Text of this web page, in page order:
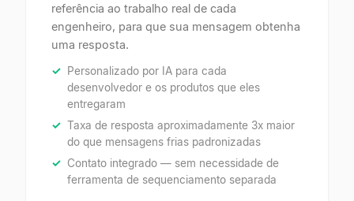
referência ao trabalho real de cada
engenheiro, para que sua mensagem obtenha
uma resposta.
Personalizado por IA para cada
desenvolvedor e os produtos que eles
entregaram
Taxa de resposta aproximadamente 3x maior
do que mensagens frias padronizadas
Contato integrado — sem necessidade de
ferramenta de sequenciamento separada